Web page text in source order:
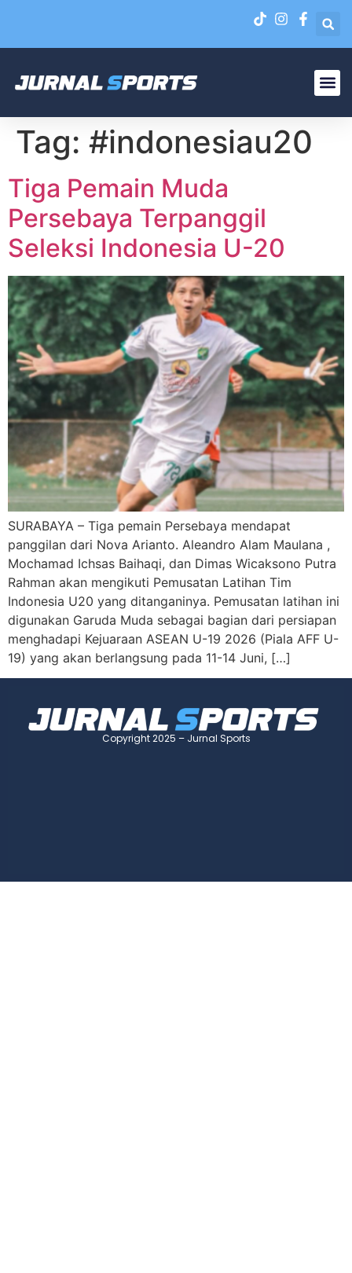
Tag: #indonesiau20
Tiga Pemain Muda
Persebaya Terpanggil
Seleksi Indonesia U-20
SURABAYA – Tiga pemain Persebaya mendapat
panggilan dari Nova Arianto. Aleandro Alam Maulana ,
Mochamad Ichsas Baihaqi, dan Dimas Wicaksono Putra
Rahman akan mengikuti Pemusatan Latihan Tim
Indonesia U20 yang ditanganinya. Pemusatan latihan ini
digunakan Garuda Muda sebagai bagian dari persiapan
menghadapi Kejuaraan ASEAN U-19 2026 (Piala AFF U-
19) yang akan berlangsung pada 11-14 Juni, […]
Copyright 2025 – Jurnal Sports